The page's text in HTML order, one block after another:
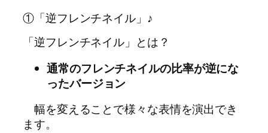
①「逆フレンチネイル」♪
「逆フレンチネイル」とは？
通常のフレンチネイルの比率が逆にな
ったバージョン
幅を変えることで様々な表情を演出でき
ます。